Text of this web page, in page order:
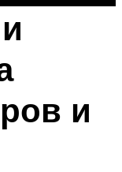
и